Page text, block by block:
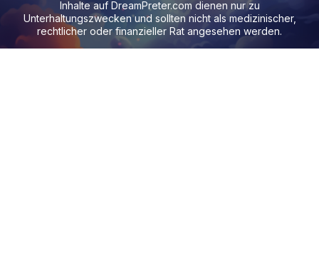
Inhalte auf DreamPreter.com dienen nur zu
Unterhaltungszwecken und sollten nicht als medizinischer,
rechtlicher oder finanzieller Rat angesehen werden.